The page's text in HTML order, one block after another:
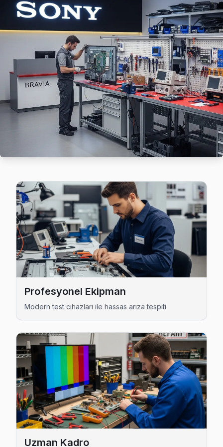
Sony TV'de T-Con kart arızası Çamlık mahallesinde sık
Pendik Sony Servis →
Çınardere Sony Servis
Çınardere mahallesi Sony TV teknisyeniniz ortalama 90
Sony Servis Merkezi →
Doğu Sony Servis
Sony TV'nizin Doğu adresine gelen ekibimiz osiloskop ve
Pendik Sony Servis →
Dumlupınar Sony Servis
Dumlupınar'de Sony TV ses ama görüntü yok sorununu
Emirli Sony Servis
Sony TV'niz Emirli'de arıza yaptıysa taşımanıza gerek
Pendik TV Servis Merkezi →
Ertuğrul Gazi Sony Servis
Sony marka TV'niz Ertuğrul Gazi'de çalışmıyorsa teknik
Ertuğrul Gazi Sony Anakart Tamiri →
Esenler Sony Servis
Esenyalı Sony Servis
Sony TV Esenyalı adresinde firmware güncellemesi
Pendik TV Servis Merkezi →
Fatih Sony Servis
Fatih mahallesinde Sony TV arızaları için aynı gün
Profesyonel Ekipman
Modern test cihazları ile hassas arıza tespiti
Uzman Kadro